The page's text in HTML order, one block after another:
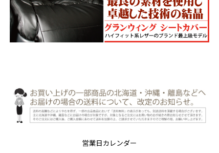
営業日カレンダー